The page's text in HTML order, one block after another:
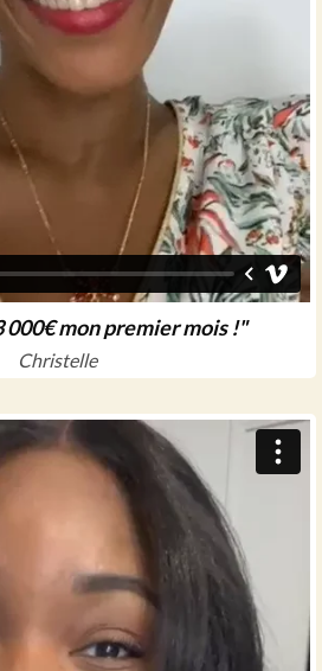
000€ mon premier mois !"
Christelle